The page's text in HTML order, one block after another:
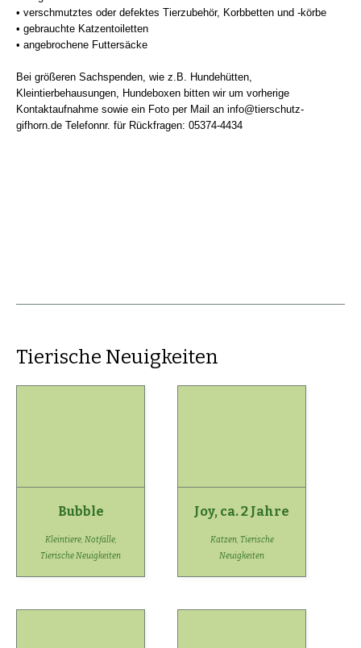
• verschmutztes oder defektes Tierzubehör, Korbbetten und -körbe
• gebrauchte Katzentoiletten
• angebrochene Futtersäcke
Bei größeren Sachspenden, wie z.B. Hundehütten,
Kleintierbehausungen, Hundeboxen bitten wir um vorherige
Kontaktaufnahme sowie ein Foto per Mail an info@tierschutz-
gifhorn.de Telefonnr. für Rückfragen: 05374-4434
Tierische Neuigkeiten
Bubble
Kleintiere, Notfälle,
Tierische Neuigkeiten
Joy, ca. 2 Jahre
Katzen, Tierische
Neuigkeiten